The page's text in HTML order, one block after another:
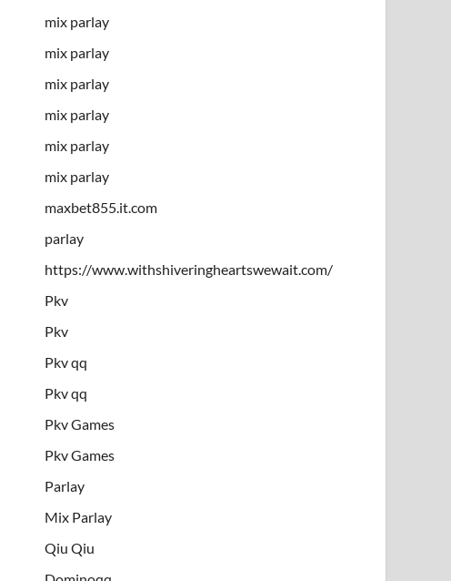
mix parlay
mix parlay
mix parlay
mix parlay
mix parlay
mix parlay
maxbet855.it.com
parlay
https://www.withshiveringheartswewait.com/
Pkv
Pkv
Pkv qq
Pkv qq
Pkv Games
Pkv Games
Parlay
Mix Parlay
Qiu Qiu